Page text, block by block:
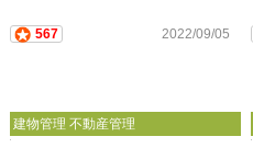
567 2022/09/05
建物管理 不動産管理